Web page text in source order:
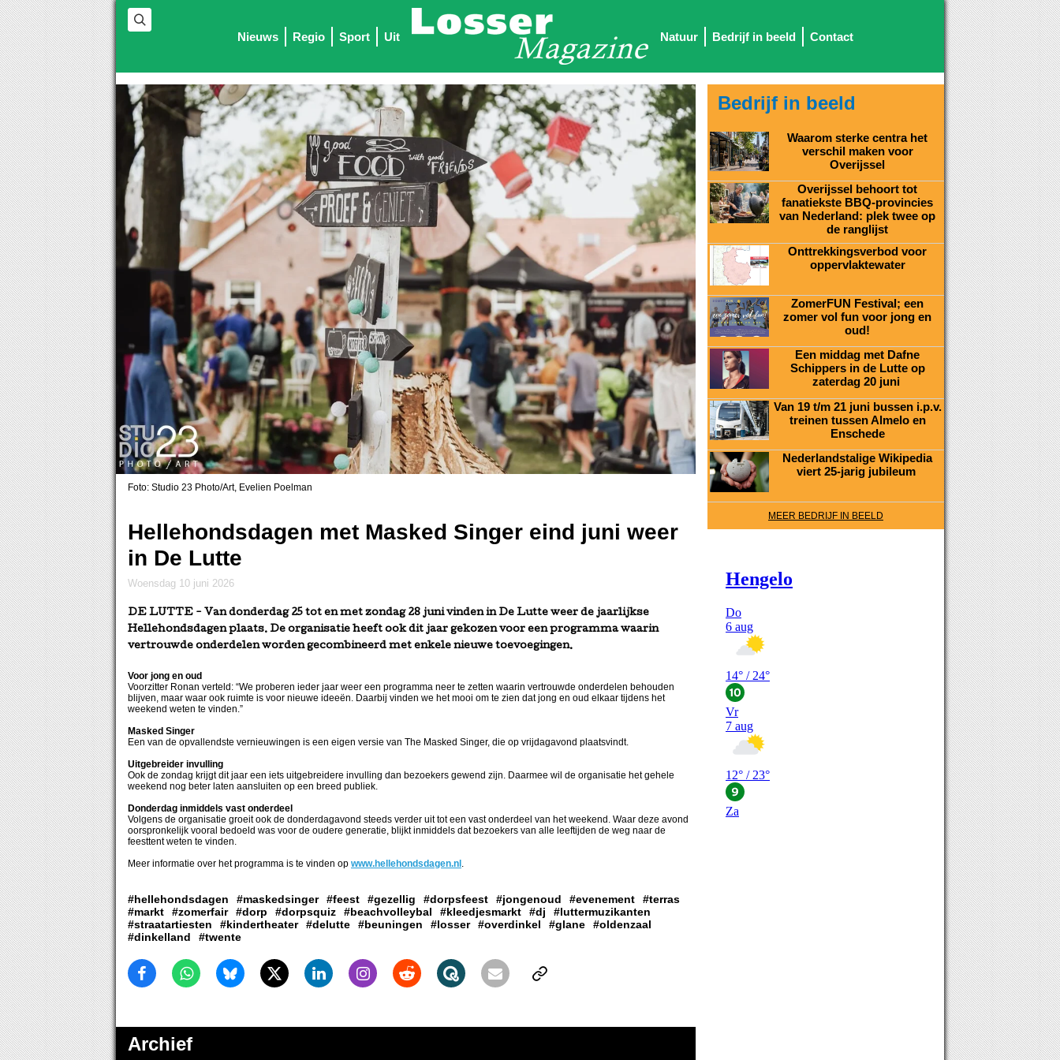
Nieuws Regio Sport Uit Natuur Bedrijf in beeld Contact
Foto: Studio 23 Photo/Art, Evelien Poelman
Hellehondsdagen met Masked Singer eind juni weer
in De Lutte
woensdag 10 juni 2026
DE LUTTE - Van donderdag 25 tot en met zondag 28 juni vinden in De Lutte weer de jaarlijkse
Hellehondsdagen plaats. De organisatie heeft ook dit jaar gekozen voor een programma waarin
vertrouwde onderdelen worden gecombineerd met enkele nieuwe toevoegingen.
Voor jong en oud
Voorzitter Ronan verteld: “We proberen ieder jaar weer een programma neer te zetten waarin vertrouwde onderdelen behouden
blijven, maar waar ook ruimte is voor nieuwe ideeën. Daarbij vinden we het mooi om te zien dat jong en oud elkaar tijdens het
weekend weten te vinden.”
Masked Singer
Een van de opvallendste vernieuwingen is een eigen versie van The Masked Singer, die op vrijdagavond plaatsvindt.
Uitgebreider invulling
Ook de zondag krijgt dit jaar een iets uitgebreidere invulling dan bezoekers gewend zijn. Daarmee wil de organisatie het gehele
weekend nog beter laten aansluiten op een breed publiek.
Donderdag inmiddels vast onderdeel
Volgens de organisatie groeit ook de donderdagavond steeds verder uit tot een vast onderdeel van het weekend. Waar deze avond
oorspronkelijk vooral bedoeld was voor de oudere generatie, blijkt inmiddels dat bezoekers van alle leeftijden de weg naar de
feesttent weten te vinden.
Meer informatie over het programma is te vinden op www.hellehondsdagen.nl .
#hellehondsdagen #maskedsinger #feest #gezellig #dorpsfeest #jongenoud #evenement
#terras
#markt
#zomerfair #dorp #dorpsquiz #beachvolleybal #kleedjesmarkt #dj
#luttermuzikanten
#straatartiesten
#kindertheater #delutte #beuningen #losser #overdinkel #glane
#oldenzaal
#dinkelland
#twente
Archief
Bedrijf in beeld
Waarom sterke centra het
verschil maken voor
Overijssel
Overijssel behoort tot
fanatiekste BBQ-provincies
van Nederland: plek twee op
de ranglijst
Onttrekkingsverbod voor
oppervlaktewater
ZomerFUN Festival; een
zomer vol fun voor jong en
oud!
Een middag met Dafne
Schippers in de Lutte op
zaterdag 20 juni
Van 19 t/m 21 juni bussen i.p.v.
treinen tussen Almelo en
Enschede
Nederlandstalige Wikipedia
viert 25-jarig jubileum
MEER BEDRIJF IN BEELD